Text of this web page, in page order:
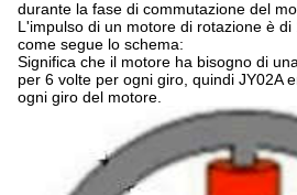
durante la fase di commutazione del
L'impulso di un motore di rotazione è
come segue lo schema:
Significa che il motore ha bisogno di
per 6 volte per ogni giro, quindi JY02A
ogni giro del motore.